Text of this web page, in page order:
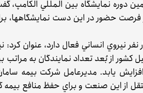
دوره نمايشگاه بين المللي الكامپ،
فرصت حضور در اين دست نمايشگاهها،
بيان اينكه صنعت بيمه 200 هزار نفر نيروي انساني فعال
كشور از بُعد تعداد نمايندگان به
يابد. مديرعامل شركت بيمه سامان،
اين صنعت و براي حفظ منافع بيمه